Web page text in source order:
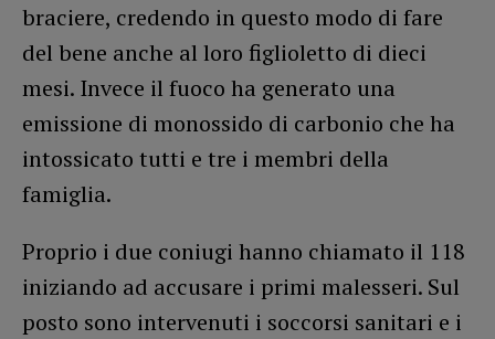
braciere, credendo in questo modo di fare
del bene anche al loro figlioletto di dieci
mesi. Invece il fuoco ha generato una
emissione di monossido di carbonio che ha
intossicato tutti e tre i membri della
famiglia.
Proprio i due coniugi hanno chiamato il 118
iniziando ad accusare i primi malesseri. Sul
posto sono intervenuti i soccorsi sanitari e i